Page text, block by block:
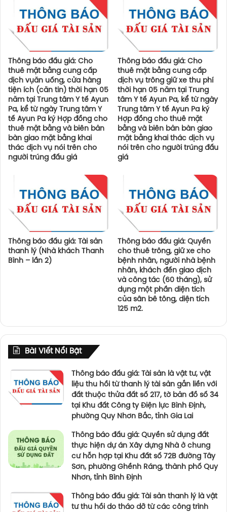
Thông báo đấu giá: Cho
thuê mặt bằng cung cấp
dịch vụăn uống, cửa hàng
tiện ích (căn tin) thời hạn 05
năm tại Trung tâm Y tế Ayun
Pa, kể từ ngày Trung tâm Y
tế Ayun Pa ký Hợp đồng cho
thuê mặt bằng và biên bản
bàn giao mặt bằng khai
thác dịch vụ nói trên cho
người trúng đấu giá
Thông báo đấu giá: Cho
thuê mặt bằng cung cấp
dịch vụ trông giữ xe thu phí
thời hạn 05 năm tại Trung
tâm Y tế Ayun Pa, kể từ ngày
Trung tâm Y tế Ayun Pa ký
Hợp đồng cho thuê mặt
bằng và biên bản bàn giao
mặt bằng khai thác dịch vụ
nói trên cho người trúng đấu
giá
Thông báo đấu giá: Tài sản
thanh lý (Nhà khách Thanh
Bình – lần 2)
Thông báo đấu giá: Quyền
cho thuê trông, giữ xe cho
bệnh nhân, người nhà bệnh
nhân, khách đến giao dịch
và công tác (60 tháng), sử
dụng một phần diện tích
của sân bê tông, diện tích
125 m2.
Bài Viết Nổi Bật
Thông báo đấu giá: Tài sản là vật tư, vật
liệu thu hồi từ thanh lý tài sản gắn liền với
đất thuộc thửa đất số 217, tờ bản đồ số 34
tại Khu đất Công ty Điện lực Bình Định,
phường Quy Nhơn Bắc, tỉnh Gia Lai
Thông báo đấu giá: Quyền sử dụng đất
thực hiện dự án Xây dựng Nhà ở chung
cư hỗn hợp tại Khu đất số 72B đường Tây
Sơn, phường Ghềnh Ráng, thành phố Quy
Nhơn, tỉnh Bình Định
Thông báo đấu giá: Tài sản thanh lý là vật
tư thu hồi do tháo dỡ từ các công trình